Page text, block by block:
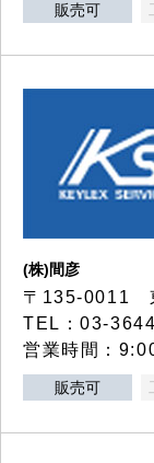
販売可
(株)間彦
〒135-0011
TEL：03-
営業時間：
販売可